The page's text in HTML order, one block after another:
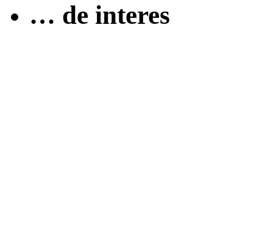
… de interes